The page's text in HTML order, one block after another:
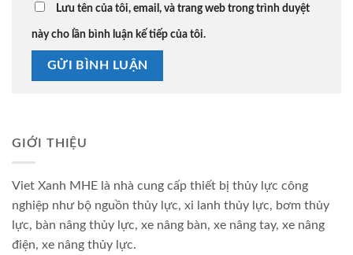
Lưu tên của tôi, email, và trang web trong trình duyệt
này cho lần bình luận kế tiếp của tôi.
GIỚI THIỆU
Viet Xanh MHE là nhà cung cấp thiết bị thủy lực công
nghiệp như bộ nguồn thủy lực, xi lanh thủy lực, bơm thủy
lực, bàn nâng thủy lực, xe nâng bàn, xe nâng tay, xe nâng
điện, xe nâng thủy lực.